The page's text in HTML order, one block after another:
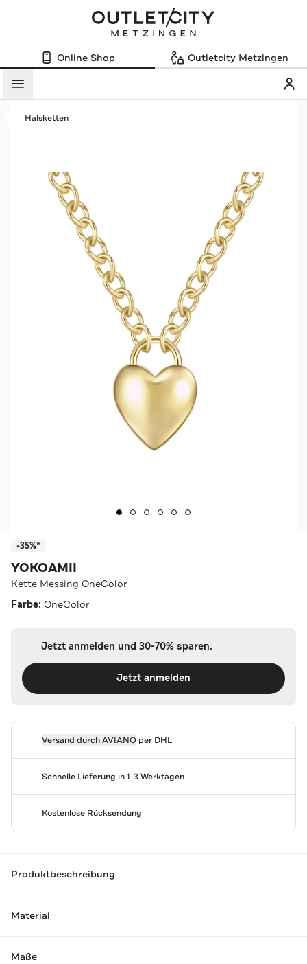
Online Shop Outletcity Metzingen
Menü
Halsketten
-35%*
YOKOAMII
Kette Messing OneColor
Farbe: OneColor
Jetzt anmelden und 30-70% sparen.
Jetzt anmelden
Versand durchAVIANOper DHL
Schnelle Lieferung in 1-3 Werktagen
Kostenlose Rücksendung
Produktbeschreibung
Material
Maße